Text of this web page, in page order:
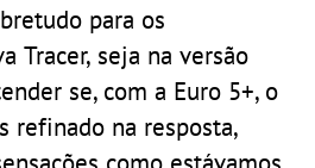
para os
Tracer, seja na versão
se, com a Euro 5+, o
refinado na resposta,